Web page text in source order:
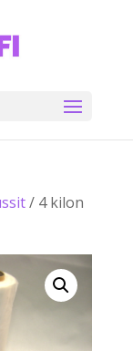
/ 4 kilon